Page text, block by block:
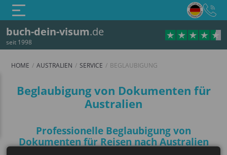
buch-dein-visum.de
seit 1998
HOME AUSTRALIEN SERVICE BEGLAUBIGUNG
Beglaubigung
Beglaubigung von Dokumenten für
Australien
Professionelle Beglaubigung von
Dokumenten für Reisen nach Australien